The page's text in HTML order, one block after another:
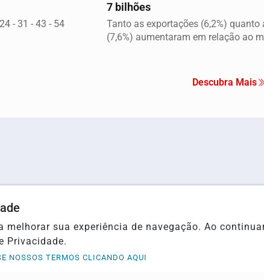
- 31 - 43 - 54
7 bilhões
Tanto as exportações (6,2%)
(7,6%) aumentaram em relação ao
Descubra Mais
Educação
Justiça/Segurança Saúde
melhorar sua experiência de navegação. Ao
Privacidade.
NOSSOS TERMOS CLICANDO AQUI